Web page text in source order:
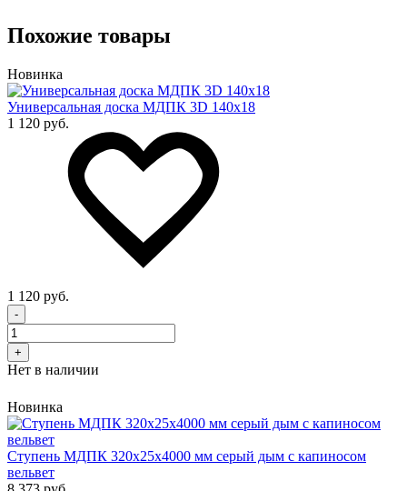
Похожие товары
Новинка
Универсальная доска МДПК 3D 140x18
1 120 руб.
1 120 руб.
-
+
Нет в наличии
Новинка
Cтупень МДПК 320х25х4000 мм серый дым с капиносом
вельвет